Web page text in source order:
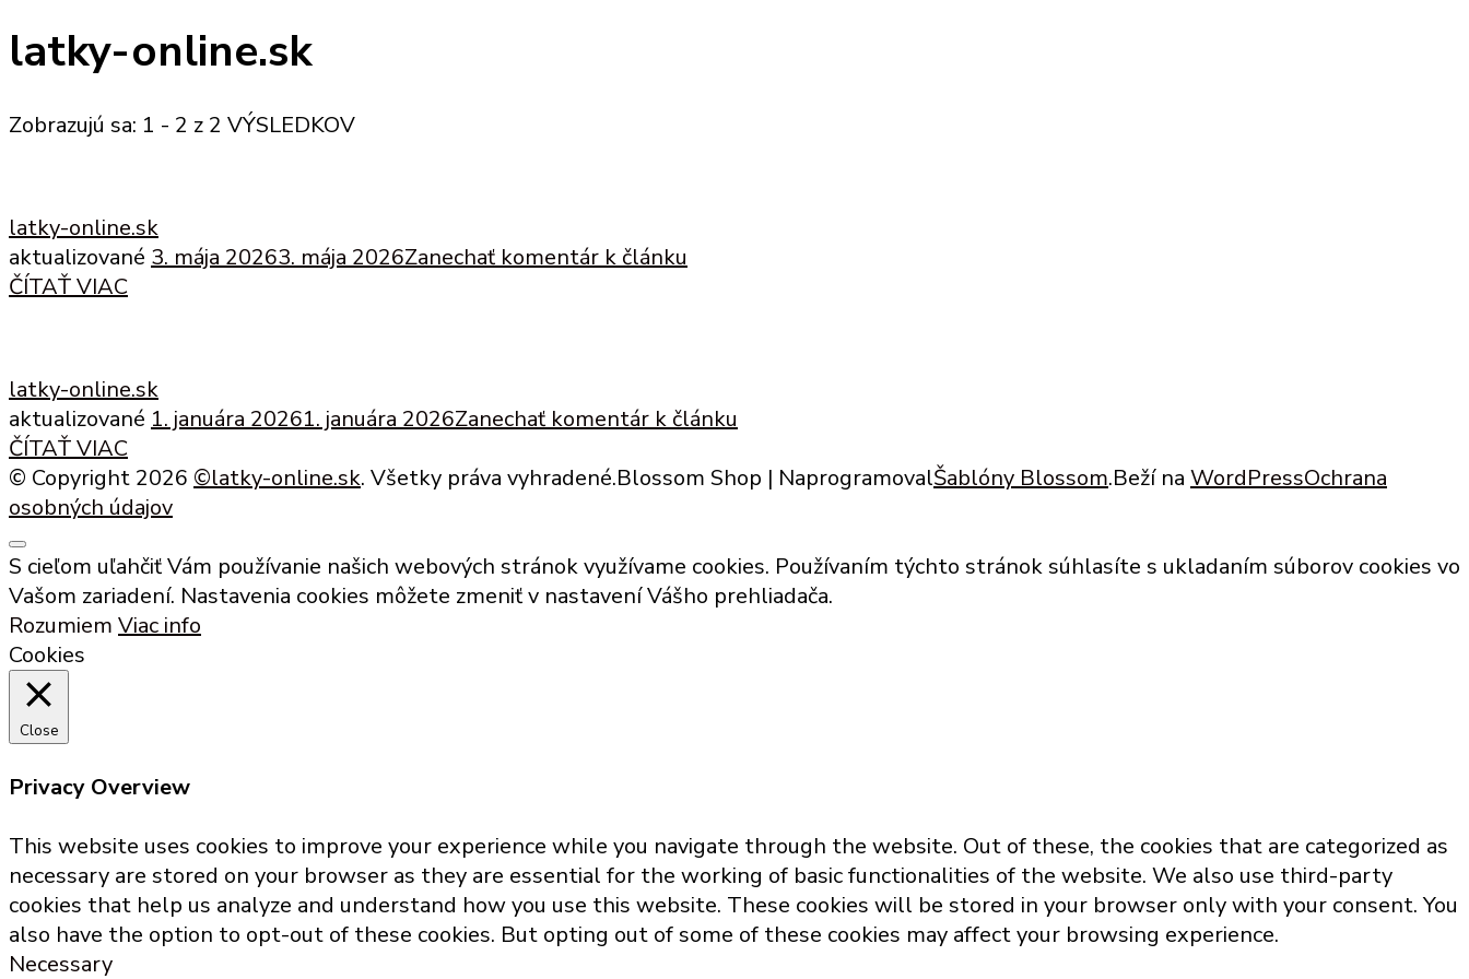
latky-online.sk
Zobrazujú sa: 1 - 2 z 2 VÝSLEDKOV
latky-online.sk
aktualizované 3. mája 20263. mája 2026Zanechať komentár k článku
ČÍTAŤ VIAC
latky-online.sk
aktualizované 1. januára 20261. januára 2026Zanechať komentár k článku
ČÍTAŤ VIAC
© Copyright 2026 ©latky-online.sk. Všetky práva vyhradené.Blossom Shop | NaprogramovalŠablóny Blossom.Beží na WordPressOchrana
osobných údajov
S cieľom uľahčiť Vám používanie našich webových stránok využívame cookies. Používaním týchto stránok súhlasíte s ukladaním súborov cookies vo
Vašom zariadení. Nastavenia cookies môžete zmeniť v nastavení Vášho prehliadača.
Rozumiem Viac info
Cookies
Close
Privacy Overview
This website uses cookies to improve your experience while you navigate through the website. Out of these, the cookies that are categorized as
necessary are stored on your browser as they are essential for the working of basic functionalities of the website. We also use third-party
cookies that help us analyze and understand how you use this website. These cookies will be stored in your browser only with your consent. You
also have the option to opt-out of these cookies. But opting out of some of these cookies may affect your browsing experience.
Necessary